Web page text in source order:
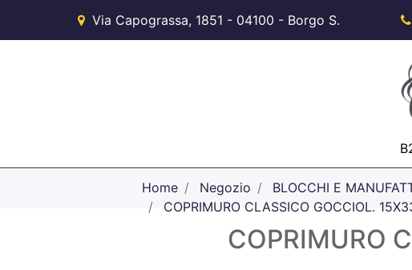
Via Capograssa, 1851 - 04100 - Borgo S.
Home Negozio BLOCCHI E
COPRIMURO CLASSICO GOCCIOL.
COPRIMURO